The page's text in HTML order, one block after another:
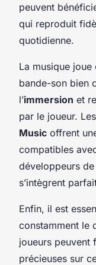
peuvent
qui reproduit
quotidienne.
La musique
bande-son bien
l’immersion et
par le joueur.
Music offrent
compatibles
développeurs
s’intègrent
Enfin, il est
constamment le
joueurs peuvent
précieuses sur